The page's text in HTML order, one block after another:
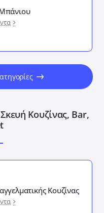
Κουζίνας, Bar,
Κουζίνας